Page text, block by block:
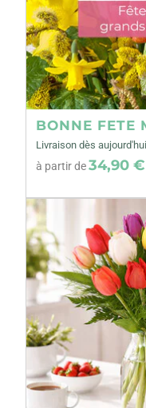
BONNE FETE
Livraison dès aujourd'hui
à partir de34,90 €